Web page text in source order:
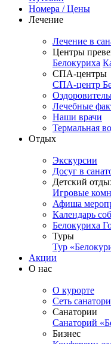
Номера / Цены
Лечение
Лечение в
Центры
Белокуриха
СПА-центры
СПА-центр
Лечебные
Наши врачи
Термальная
Отдых
Экскурсии
Досуг в
Детский
Игровые
Афиша
Календарь
Белокуриха
Туры
Тур
Акции
О нас
О курорте
Сеть
Санатории
Санаторий
Бизнес